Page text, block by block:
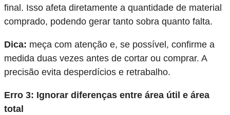
final. Isso afeta diretamente a quantidade de material
comprado, podendo gerar tanto sobra quanto falta.
Dica: meça com atenção e, se possível, confirme a
medida duas vezes antes de cortar ou comprar. A
precisão evita desperdícios e retrabalho.
Erro 3: Ignorar diferenças entre área útil e área
total